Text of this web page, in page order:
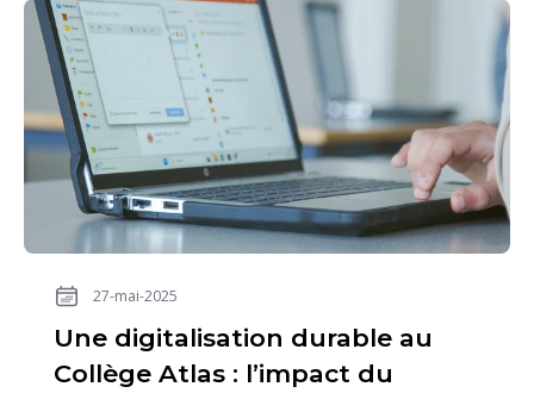
27-mai-2025
Une digitalisation durable au
Collège Atlas : l’impact du